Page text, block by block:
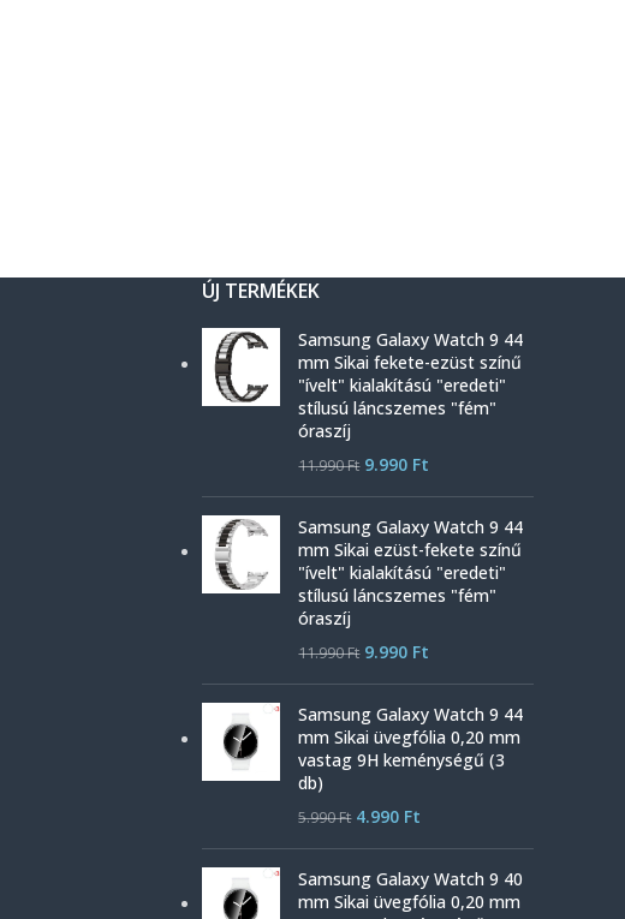
ÚJ TERMÉKEK
Samsung Galaxy Watch 9 44
mm Sikai fekete-ezüst színű
"ívelt" kialakítású "eredeti"
stílusú láncszemes "fém"
óraszíj
11.990Ft 9.990 Ft
Samsung Galaxy Watch 9 44
mm Sikai ezüst-fekete színű
"ívelt" kialakítású "eredeti"
stílusú láncszemes "fém"
óraszíj
11.990Ft 9.990 Ft
Samsung Galaxy Watch 9 44
mm Sikai üvegfólia 0,20 mm
vastag 9H keménységű (3
db)
5.990Ft 4.990 Ft
Samsung Galaxy Watch 9 40
mm Sikai üvegfólia 0,20 mm